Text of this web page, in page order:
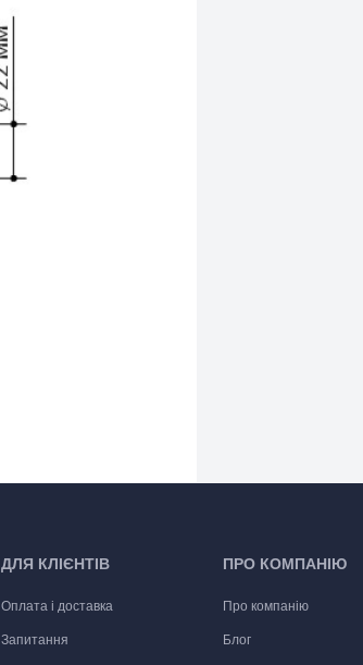
ДЛЯ КЛІЄНТІВ
Оплата і доставка
Запитання
ПРО КОМПАНІЮ
Про компанію
Блог